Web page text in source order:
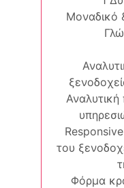
Μοναδικό
του
Φόρμα